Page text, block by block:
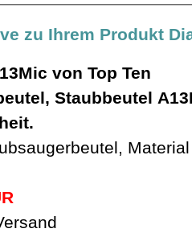
zu Ihrem Produkt
von Top Ten